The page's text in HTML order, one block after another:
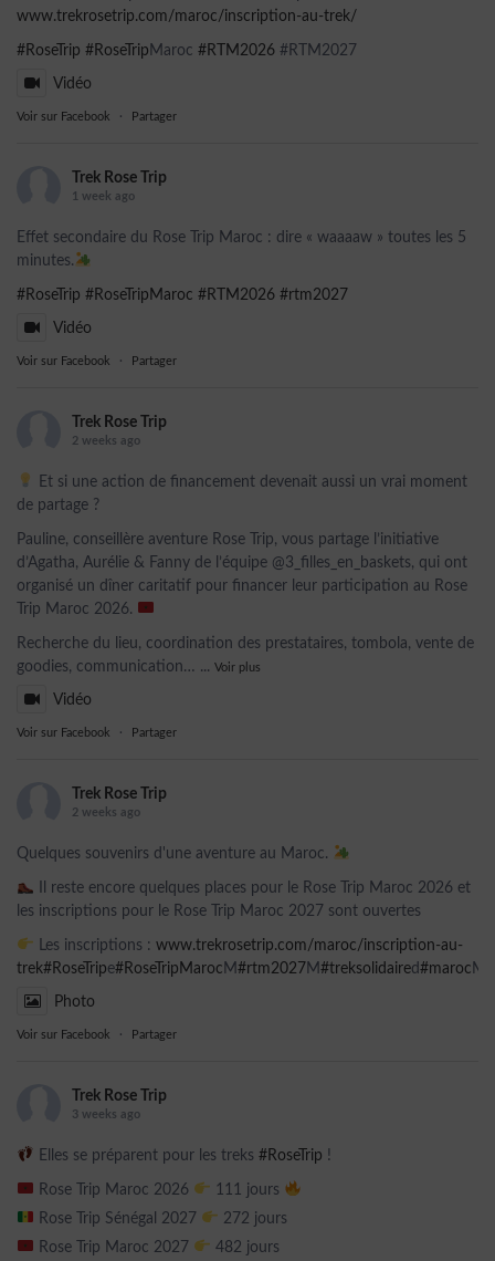
www.trekrosetrip.com/maroc/inscription-au-trek/
#RoseTrip #RoseTrip Maroc #RTM2026 #RTM2027
Vidéo
Voir sur Facebook · Partager
Trek Rose Trip
1 week ago
Effet secondaire du Rose Trip Maroc : dire « waaaaw » toutes les 5
minutes.
#RoseTrip #RoseTripMaroc #RTM2026 #rtm2027
Vidéo
Voir sur Facebook · Partager
Trek Rose Trip
2 weeks ago
Et si une action de financement devenait aussi un vrai moment
de partage ?
Pauline, conseillère aventure Rose Trip, vous partage l’initiative
d’Agatha, Aurélie & Fanny de l’équipe @3_filles_en_baskets, qui ont
organisé un dîner caritatif pour financer leur participation au Rose
Trip Maroc 2026.
Recherche du lieu, coordination des prestataires, tombola, vente de
goodies, communication… ... Voir plus
Vidéo
Voir sur Facebook · Partager
Trek Rose Trip
2 weeks ago
Quelques souvenirs d'une aventure au Maroc.
Il reste encore quelques places pour le Rose Trip Maroc 2026 et
les inscriptions pour le Rose Trip Maroc 2027 sont ouvertes
Les inscriptions : www.trekrosetrip.com/maroc/inscription-au-
trek#RoseTripe#RoseTripMaroc M#rtm2027 M#treksolidaired #maroc
Photo
Voir sur Facebook · Partager
Trek Rose Trip
3 weeks ago
Elles se préparent pour les treks #RoseTrip !
Rose Trip Maroc 2026
111 jours
Rose Trip Sénégal 2027
272 jours
Rose Trip Maroc 2027
482 jours